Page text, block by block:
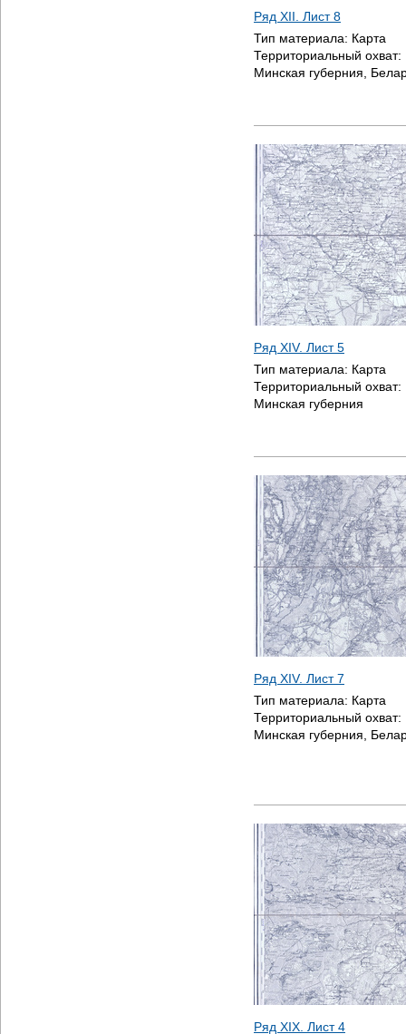
Ряд XII. Лист 8
Тип материала: Карта
Территориальный охват:
Минская губерния,
Ряд XIV. Лист 5
Тип материала: Карта
Территориальный охват:
Минская губерния
Ряд XIV. Лист 7
Тип материала: Карта
Территориальный охват:
Минская губерния,
Ряд XIX. Лист 4